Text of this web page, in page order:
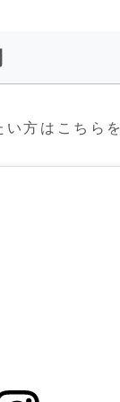
い方はこちら